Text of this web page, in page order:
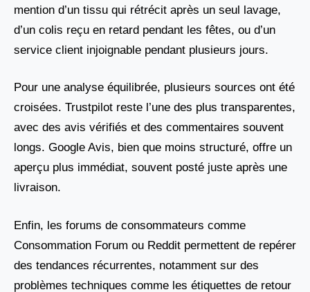
mention d’un tissu qui rétrécit après un seul lavage,
d’un colis reçu en retard pendant les fêtes, ou d’un
service client injoignable pendant plusieurs jours.
Pour une analyse équilibrée, plusieurs sources ont été
croisées. Trustpilot reste l’une des plus transparentes,
avec des avis vérifiés et des commentaires souvent
longs. Google Avis, bien que moins structuré, offre un
aperçu plus immédiat, souvent posté juste après une
livraison.
Enfin, les forums de consommateurs comme
Consommation Forum ou Reddit permettent de repérer
des tendances récurrentes, notamment sur des
problèmes techniques comme les étiquettes de retour